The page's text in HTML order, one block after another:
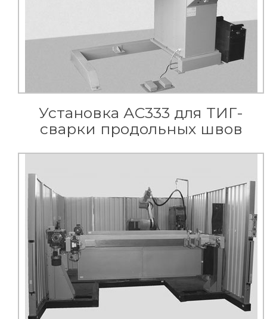
Установка АС333 для ТИГ-
сварки продольных швов